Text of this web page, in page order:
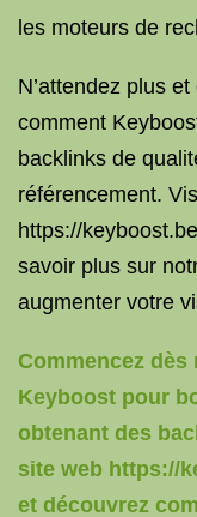
les moteurs de
N’attendez plus
comment
backlinks de
référencement.
https://
savoir plus sur
augmenter votre
Commencez
Keyboost pour
obtenant des
site web https://
et découvrez